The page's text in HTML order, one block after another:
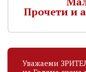
Прочети и
Уважаеми